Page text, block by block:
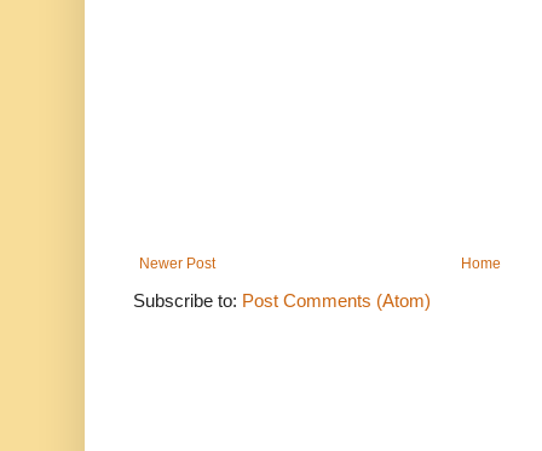
Newer Post Home
Subscribe to: Post Comments (Atom)